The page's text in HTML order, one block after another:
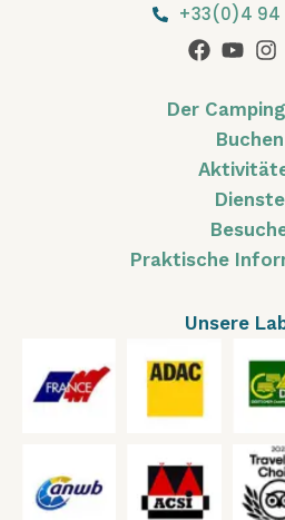
+33(0)4 94
Der
Buchen
Dienste
Praktische
Unsere